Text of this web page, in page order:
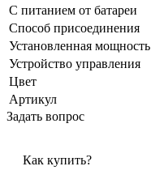
С питанием от батареи
Способ присоединения
Установленная мощность
Устройство управления
Цвет
Артикул
Задать вопрос
Как купить?